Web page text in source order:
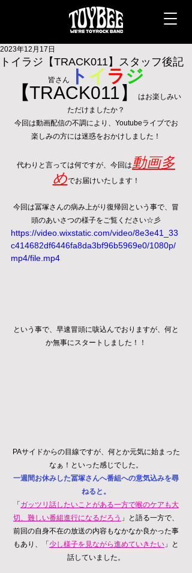
トイラジ【TRACK011】スタッフ後記
2023年12月17日
皆さん ト イ ラ ジ
【TRACK011】
はお楽しみい
ただけましたか？
今回は動画配信の不調により、Youtubeライブでお
楽しみの方には迷惑をおかけしました！
代わりと言っては何ですが、今回は 動画多
めでお届けいたします！
今回は冨塚さんの病み上がり復帰回という事で、冒
頭のあいさつの様子をご覧ください☆彡
https://video.wixstatic.com/video/8e3e41_33
c414682df6446fa8da3bf96b5969e0/1080p/
mp4/file.mp4
という事で、早速冒頭に咳込んでおりますが、何と
か無事にスタートしました！！
PAサイドからの目線ですが、何とか元気に始まった
なぁ！といった感じでした。
一週間お休みした冨塚さんへ番組への意気込みを尋
ねると。
「ガッツリ話したいことがある一方で喉のケアも大
切、難しい番組進行になるだろう 」と語る一方で、
前回の自身不在の放送の内容もなかなか良かった事
もあり、「少し様子を見ながら進めていきたい 」と
話していました。